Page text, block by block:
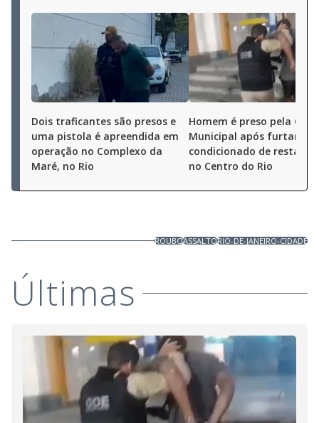
Dois traficantes são presos e
uma pistola é apreendida em
operação no Complexo da
Maré, no Rio
Homem é preso pela
Municipal após furtar ar-
condicionado de
no Centro do Rio
ROUBOASSALTORIO-DE-JANEIRO-CIDADE
Últimas